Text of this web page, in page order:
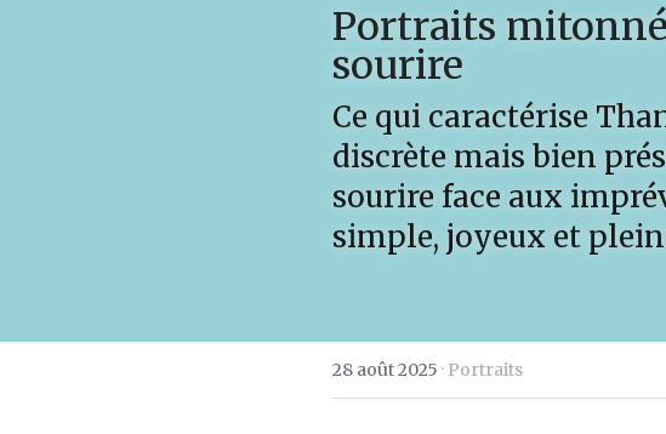
Portraits
sourire
Ce qui caractérise
discrète mais bien
sourire face aux
simple, joyeux et
28 août 2025 · Portraits